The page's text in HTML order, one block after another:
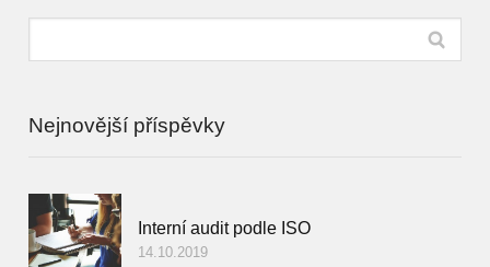
Nejnovější příspěvky
Interní audit podle ISO
14.10.2019